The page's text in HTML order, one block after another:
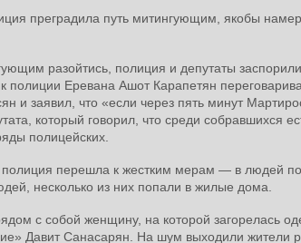
преградила путь митингующим, якобы
разойтись, полиция и депутаты
полиции Еревана Ашот Карапетян
и заявил, что «если через пять минут
который говорил, что среди собравшихся
полицейских.
перешла к жестким мерам — в людей
несколько из них попали в жилые дома.
с собой женщину, на которой загорелась
Давит Санасарян. На шум выходили жители